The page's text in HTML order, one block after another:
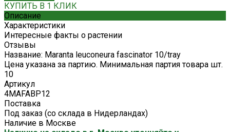
КУПИТЬ В 1 КЛИК
Описание
Характеристики
Интересные факты о растении
Отзывы
Название: Maranta leuconeura fascinator 10/tray
Цена указана за партию. Минимальная партия товара шт.
10
Артикул
4MAFABP12
Поставка
Под заказ (со склада в Нидерландах)
Наличие в Москве